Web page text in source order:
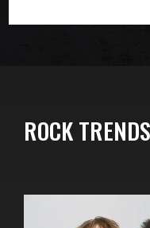
ROCK TRENDS